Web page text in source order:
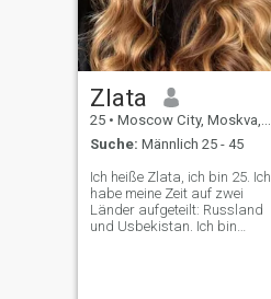
Zlata
25 • Moscow City, Moskva, Russland
Suche: Männlich 25 - 45
Ich heiße Zlata, ich bin 25. Ich
habe meine Zeit auf zwei
Länder aufgeteilt: Russland
und Usbekistan. Ich bin